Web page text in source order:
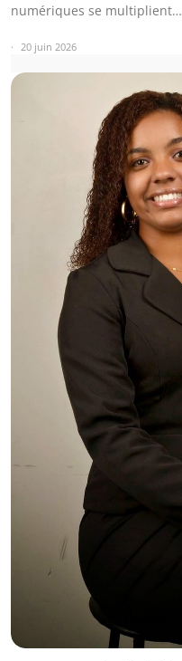
numériques se multiplient…
20 juin 2026